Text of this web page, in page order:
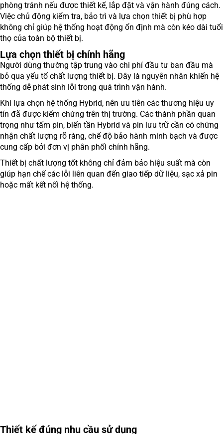
phòng tránh nếu được thiết kế, lắp đặt và vận hành đúng cách.
Việc chủ động kiểm tra, bảo trì và lựa chọn thiết bị phù hợp
không chỉ giúp hệ thống hoạt động ổn định mà còn kéo dài tuổi
thọ của toàn bộ thiết bị.
Lựa chọn thiết bị chính hãng
Người dùng thường tập trung vào chi phí đầu tư ban đầu mà
bỏ qua yếu tố chất lượng thiết bị. Đây là nguyên nhân khiến hệ
thống dễ phát sinh lỗi trong quá trình vận hành.
Khi lựa chọn hệ thống Hybrid, nên ưu tiên các thương hiệu uy
tín đã được kiểm chứng trên thị trường. Các thành phần quan
trọng như tấm pin, biến tần Hybrid và pin lưu trữ cần có chứng
nhận chất lượng rõ ràng, chế độ bảo hành minh bạch và được
cung cấp bởi đơn vị phân phối chính hãng.
Thiết bị chất lượng tốt không chỉ đảm bảo hiệu suất mà còn
giúp hạn chế các lỗi liên quan đến giao tiếp dữ liệu, sạc xả pin
hoặc mất kết nối hệ thống.
Thiết kế đúng nhu cầu sử dụng